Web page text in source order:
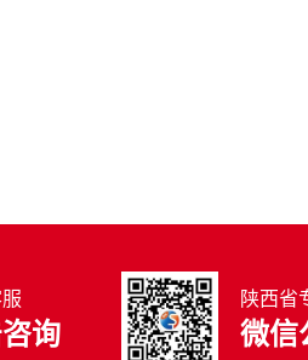
询
陕西省
微信